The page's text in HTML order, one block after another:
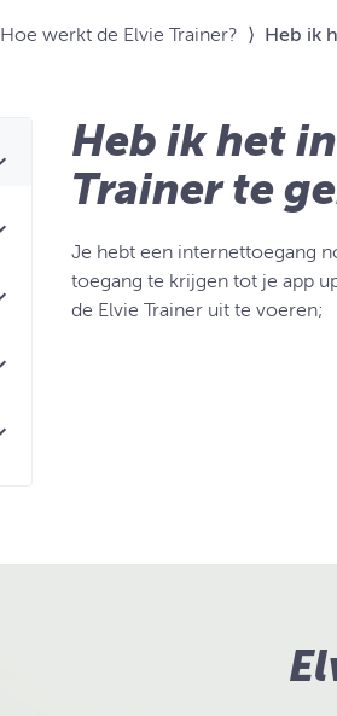
Hoe werkt de Elvie Trainer? ⟩ Heb ik
Heb ik het
Trainer te
Je hebt een internettoegang
toegang te krijgen tot je app
de Elvie Trainer uit te voeren;